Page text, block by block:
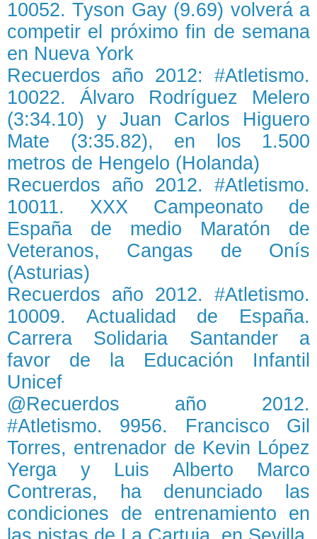
10052. Tyson Gay (9.69) volverá a
competir el próximo fin de semana
en Nueva York
Recuerdos año 2012: #Atletismo.
10022. Álvaro Rodríguez Melero
(3:34.10) y Juan Carlos Higuero
Mate (3:35.82), en los 1.500
metros de Hengelo (Holanda)
Recuerdos año 2012. #Atletismo.
10011. XXX Campeonato de
España de medio Maratón de
Veteranos, Cangas de Onís
(Asturias)
Recuerdos año 2012. #Atletismo.
10009. Actualidad de España.
Carrera Solidaria Santander a
favor de la Educación Infantil
Unicef
@Recuerdos año 2012.
#Atletismo. 9956. Francisco Gil
Torres, entrenador de Kevin López
Yerga y Luis Alberto Marco
Contreras, ha denunciado las
condiciones de entrenamiento en